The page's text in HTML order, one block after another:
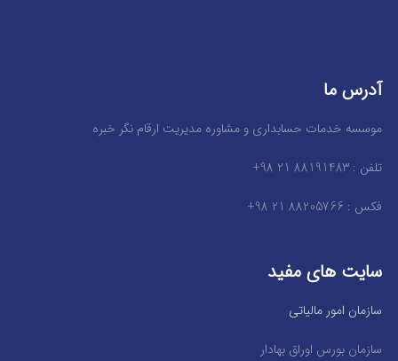
آدرس ما
موسسه خدمات حسابداری و مشاوره مدیریت ارقام نگر خبره
تلفن : 88191483 21 98+
فکس : 88205766 21 98+
سایت های مفید
سازمان امور مالیاتی
سازمان بورس اوراق بهادار